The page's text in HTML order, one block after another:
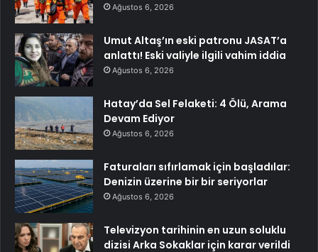
Ağustos 6, 2026
Umut Altaş’ın eski patronu JASAT’a
anlattı! Eski valiyle ilgili vahim iddia
Ağustos 6, 2026
Hatay’da Sel Felaketi: 4 Ölü, Arama
Devam Ediyor
Ağustos 6, 2026
Faturaları sıfırlamak için başladılar:
Denizin üzerine bir bir seriyorlar
Ağustos 6, 2026
Televizyon tarihinin en uzun soluklu
dizisi Arka Sokaklar için karar verildi